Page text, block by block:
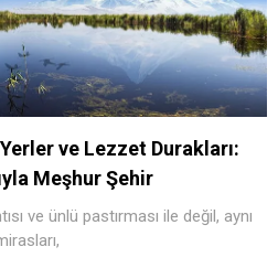
ve Lezzet Durakları:
Meşhur Şehir
ve ünlü pastırması ile değil, aynı